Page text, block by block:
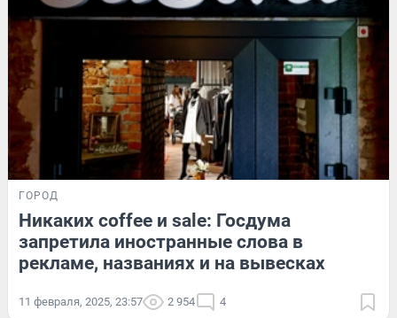
ГОРОД
Никаких coffee и sale: Госдума
запретила иностранные слова в
рекламе, названиях и на вывесках
11 февраля, 2025, 23:57 2 954 4